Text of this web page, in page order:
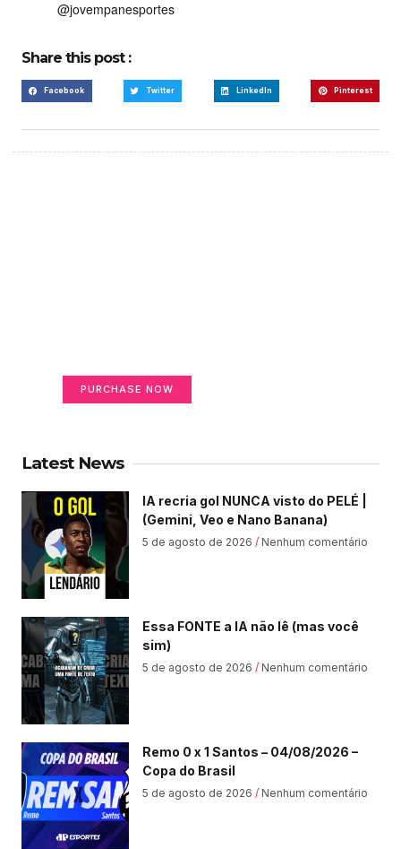
@jovempanesportes
Share this post :
Facebook Twitter LinkedIn Pinterest
PURCHASE NOW
Latest News
IA recria gol NUNCA visto do PELÉ |
(Gemini, Veo e Nano Banana)
5 de agosto de 2026 Nenhum comentário
Essa FONTE a IA não lê (mas você
sim)
5 de agosto de 2026 Nenhum comentário
Remo 0 x 1 Santos – 04/08/2026 –
Copa do Brasil
5 de agosto de 2026 Nenhum comentário